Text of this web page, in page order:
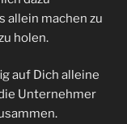
allein machen zu
holen.
auf Dich alleine
Unternehmer